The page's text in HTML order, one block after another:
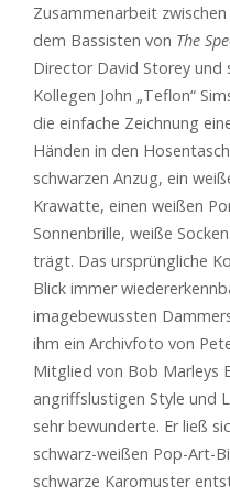
Zusammenarbeit
dem Bassisten von The
Director David Storey und
Kollegen John „Teflon“
die einfache Zeichnung
Händen in den
schwarzen Anzug, ein
Krawatte, einen weißen
Sonnenbrille, weiße
trägt. Das ursprüngliche
Blick immer
imagebewussten
ihm ein Archivfoto von
Mitglied von Bob Marleys
angriffslustigen Style und
sehr bewunderte. Er ließ
schwarz-weißen Pop-Art-
schwarze Karomuster